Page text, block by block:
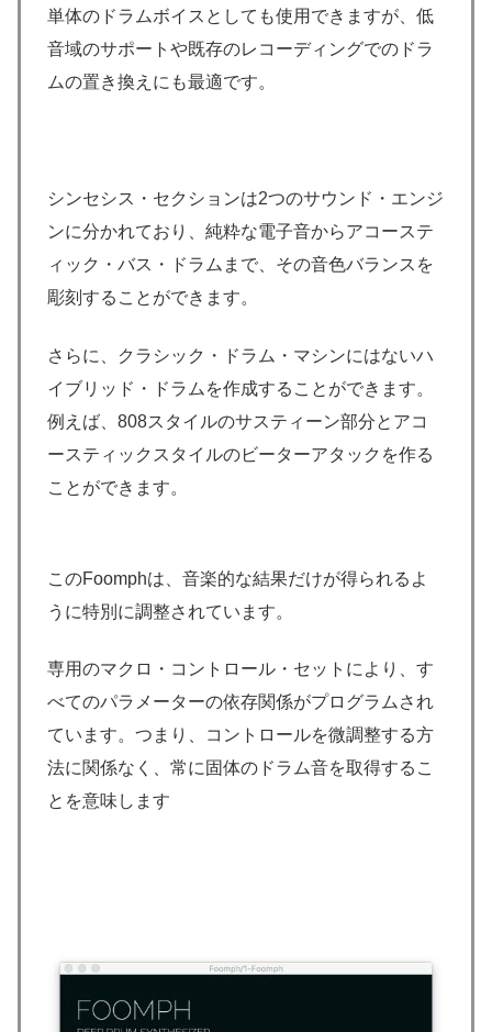
単体のドラムボイスとしても使用できますが、低
音域のサポートや既存のレコーディングでのドラ
ムの置き換えにも最適です。
シンセシス・セクションは2つのサウンド・エンジ
ンに分かれており、純粋な電子音からアコーステ
ィック・バス・ドラムまで、その音色バランスを
彫刻することができます。
さらに、クラシック・ドラム・マシンにはないハ
イブリッド・ドラムを作成することができます。
例えば、808スタイルのサスティーン部分とアコ
ースティックスタイルのビーターアタックを作る
ことができます。
このFoomphは、音楽的な結果だけが得られるよ
うに特別に調整されています。
専用のマクロ・コントロール・セットにより、す
べてのパラメーターの依存関係がプログラムされ
ています。つまり、コントロールを微調整する方
法に関係なく、常に固体のドラム音を取得するこ
とを意味します